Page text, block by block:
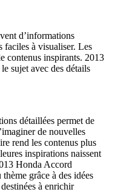
d’informations
faciles à visualiser. Les
contenus inspirants. 2013
sujet avec des détails
détaillées permet de
de nouvelles
rend les contenus plus
inspirations naissent
Honda Accord
grâce à des idées
à enrichir